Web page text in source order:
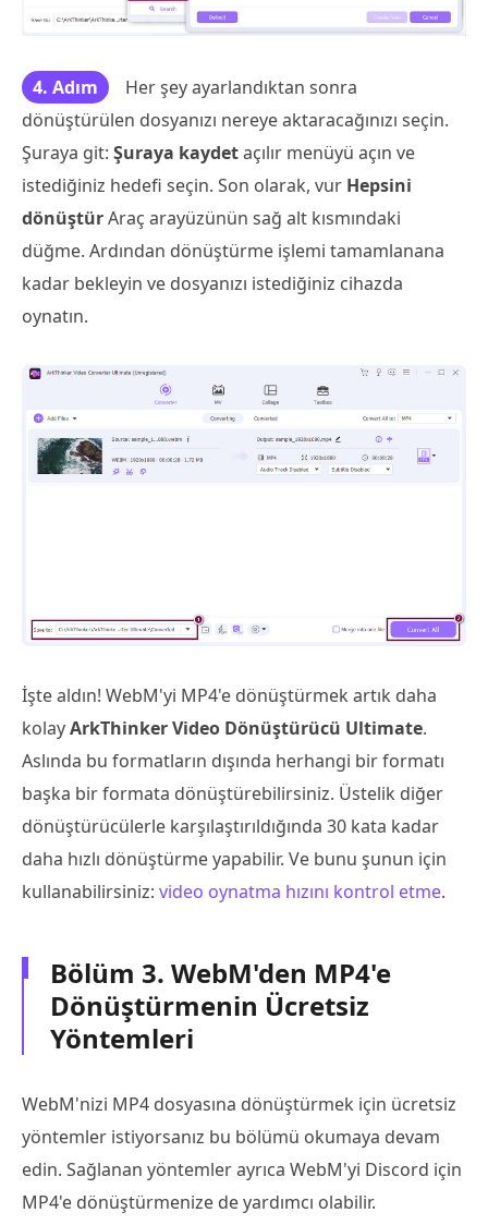
4. Adım
Her şey ayarlandıktan sonra
dönüştürülen dosyanızı nereye aktaracağınızı seçin.
Şuraya git: Şuraya kaydetaçılır menüyü açın ve
istediğiniz hedefi seçin. Son olarak, vur Hepsini
dönüştürAraç arayüzünün sağ alt kısmındaki
düğme. Ardından dönüştürme işlemi tamamlanana
kadar bekleyin ve dosyanızı istediğiniz cihazda
oynatın.
İşte aldın! WebM'yi MP4'e dönüştürmek artık daha
kolayArkThinker Video Dönüştürücü Ultimate.
Aslında bu formatların dışında herhangi bir formatı
başka bir formata dönüştürebilirsiniz. Üstelik diğer
dönüştürücülerle karşılaştırıldığında 30 kata kadar
daha hızlı dönüştürme yapabilir. Ve bunu şunun için
kullanabilirsiniz: video oynatma hızını kontrol etme.
Bölüm 3. WebM'den MP4'e
Dönüştürmenin Ücretsiz
Yöntemleri
WebM'nizi MP4 dosyasına dönüştürmek için ücretsiz
yöntemler istiyorsanız bu bölümü okumaya devam
edin. Sağlanan yöntemler ayrıca WebM'yi Discord için
MP4'e dönüştürmenize de yardımcı olabilir.